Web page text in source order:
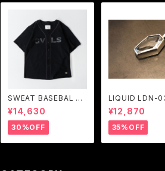
SWEAT BASEBAL S
HIRTS (BLACK) / GA
VIAL
¥14,630
30%OFF
LIQUID LDN-
RGENT GLEAM
¥12,870
35%OFF